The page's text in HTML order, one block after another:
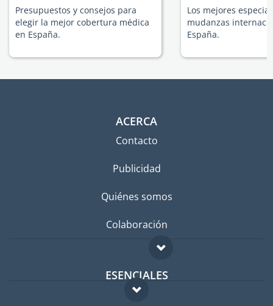
Presupuestos y consejos para
elegir la mejor cobertura médica
en España.
Los mejores
mudanzas
España.
ACERCA
Contacto
Publicidad
Quiénes somos
Colaboración
ESENCIALES
Foro para expatriados